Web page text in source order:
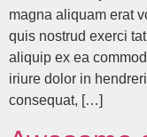
magna aliquam erat
quis nostrud exerci
aliquip ex ea
iriure dolor in
consequat, […]